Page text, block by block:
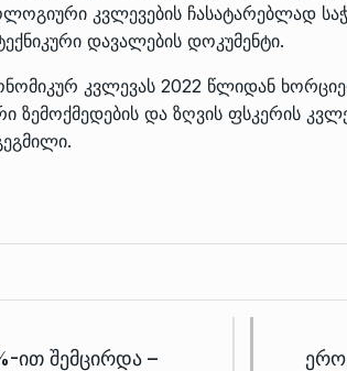
კვლევების ჩასატარებლად
დავალების დოკუმენტი.
კვლევას 2022 წლიდან
ზემოქმედების და ზღვის ფსკერის
ით შემცირდა –